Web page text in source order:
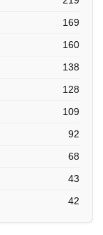
169
160
138
128
109
92
68
43
42